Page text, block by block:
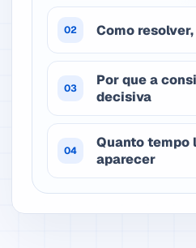
02 Como
03
Por que a
decisiva
04
Quanto tempo
aparecer